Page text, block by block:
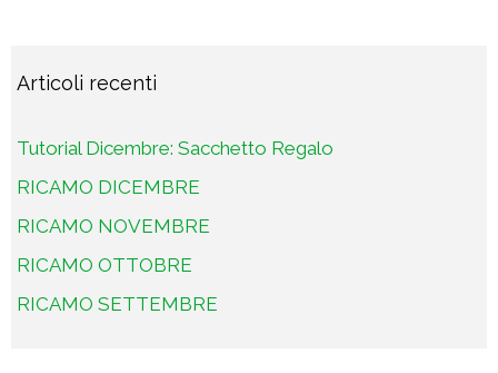
Articoli recenti
Tutorial Dicembre: Sacchetto Regalo
RICAMO DICEMBRE
RICAMO NOVEMBRE
RICAMO OTTOBRE
RICAMO SETTEMBRE